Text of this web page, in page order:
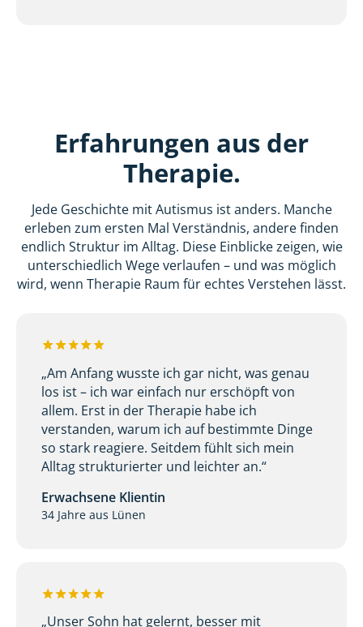
Erfahrungen aus der
Therapie.
Jede Geschichte mit Autismus ist anders. Manche
erleben zum ersten Mal Verständnis, andere finden
endlich Struktur im Alltag. Diese Einblicke zeigen, wie
unterschiedlich Wege verlaufen – und was möglich
wird, wenn Therapie Raum für echtes Verstehen lässt.
„Am Anfang wusste ich gar nicht, was genau
los ist – ich war einfach nur erschöpft von
allem. Erst in der Therapie habe ich
verstanden, warum ich auf bestimmte Dinge
so stark reagiere. Seitdem fühlt sich mein
Alltag strukturierter und leichter an.“
Erwachsene Klientin
34 Jahre aus Lünen
„Unser Sohn hat gelernt, besser mit